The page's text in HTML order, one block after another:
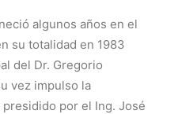
algunos años en el
su totalidad en 1983
del Dr. Gregorio
vez impulso la
por el Ing. José